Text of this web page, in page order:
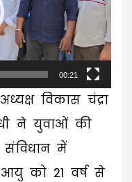
00:21
विकास चंद्रा
ने युवाओं की
संविधान में
को 21 वर्ष से